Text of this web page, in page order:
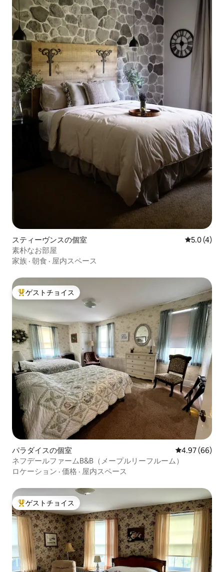
スティーヴンスの個室 レビュー4
5.0 (4)
素朴なお部屋
家族 · 朝食 · 屋内スペース
大好評のゲストチョイスです。
ゲストチョイス
パラダイスの個室 レビュー66
4.97 (66)
ネフデールファームB&B（メープルリーフルーム）
ロケーション · 価格 · 屋内スペース
大好評のゲストチョイスです。
ゲストチョイス